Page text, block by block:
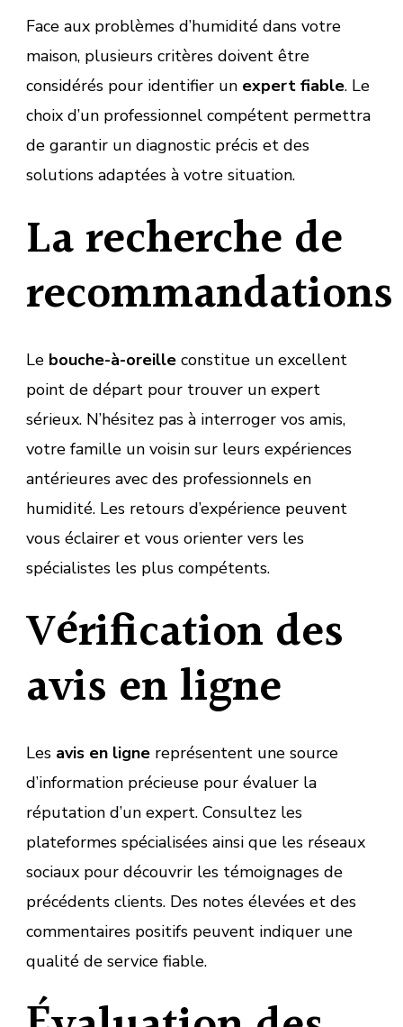
Face aux problèmes d’humidité dans votre
maison, plusieurs critères doivent être
considérés pour identifier un expert fiable. Le
choix d’un professionnel compétent permettra
de garantir un diagnostic précis et des
solutions adaptées à votre situation.
La recherche de
recommandations
Le bouche-à-oreille constitue un excellent
point de départ pour trouver un expert
sérieux. N’hésitez pas à interroger vos amis,
votre famille un voisin sur leurs expériences
antérieures avec des professionnels en
humidité. Les retours d’expérience peuvent
vous éclairer et vous orienter vers les
spécialistes les plus compétents.
Vérification des
avis en ligne
Les avis en ligne représentent une source
d’information précieuse pour évaluer la
réputation d’un expert. Consultez les
plateformes spécialisées ainsi que les réseaux
sociaux pour découvrir les témoignages de
précédents clients. Des notes élevées et des
commentaires positifs peuvent indiquer une
qualité de service fiable.